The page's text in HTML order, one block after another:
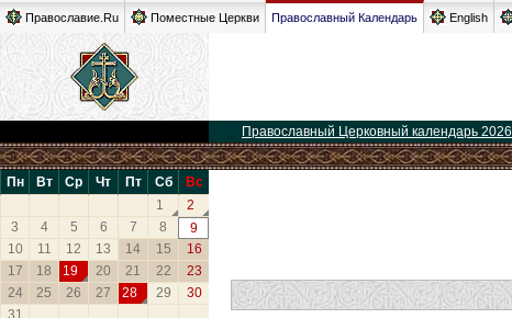
Православие.Ru Поместные Церкви Православный Календарь English
Православный Церковный календарь 2026
Пн Вт Ср Чт Пт Сб
Вс
1
2
3
4 5 6 7 8
9
10
11 12 13 14 15
16
17
18 19 20 21 22
23
24
25 26 27 28 29
30
31